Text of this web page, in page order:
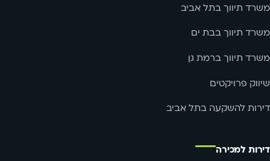
משרד תיווך בתל אביב
משרד תיווך בבת ים
משרד תיווך ברמת גן
שיווק פרויקטים
דירות להשקעה בתל אביב
דירות למכירה